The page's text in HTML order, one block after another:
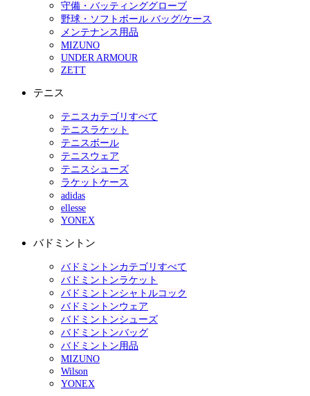
守備・バッティンググローブ
野球・ソフトボール バッグ/ケース
メンテナンス用品
MIZUNO
UNDER ARMOUR
ZETT
テニス
テニスカテゴリすべて
テニスラケット
テニスボール
テニスウェア
テニスシューズ
ラケットケース
adidas
ellesse
YONEX
バドミントン
バドミントンカテゴリすべて
バドミントンラケット
バドミントンシャトルコック
バドミントンウェア
バドミントンシューズ
バドミントンバッグ
バドミントン用品
MIZUNO
Wilson
YONEX